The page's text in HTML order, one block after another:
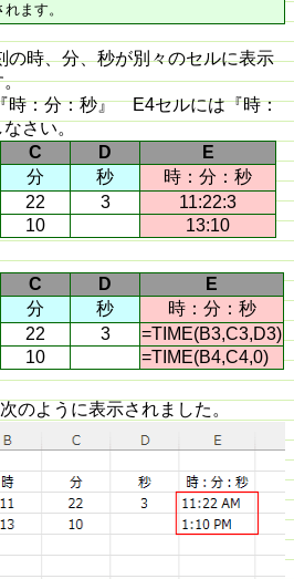
ます。
の時、分、秒が別々のセルに表示
。
時：分：秒』 E4セルには『時：
なさい。
C D
E
分 秒
時：分：秒
22 3
11:22:3
10
13:10
C D
E
分 秒
時：分：秒
22 3
=TIME(B3,C3,D3)
10 =TIME(B4,C4,0)
のように表示されました。